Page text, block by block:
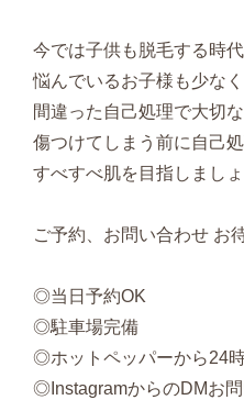
今では子供も脱毛する時代
悩んでいるお子様も少な
間違った自己処理で大切
傷つけてしまう前に自己
すべすべ肌を目指しましょ
ご予約、お問い合わせ お
◎当日予約OK
◎駐車場完備
◎ホットペッパーから24
◎InstagramからのDMお